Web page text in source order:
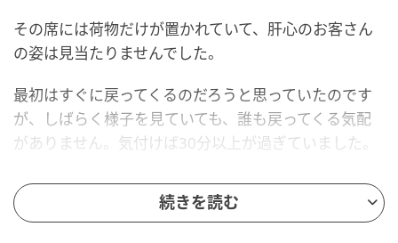
その席には荷物だけが置かれていて、肝心のお客さん
の姿は見当たりませんでした。
最初はすぐに戻ってくるのだろうと思っていたのです
が、しばらく様子を見ていても、誰も戻ってくる気配
がありません。気付けば30分以上が過ぎていました。
周囲にも席を探している人が何人かいて、空いている
ように見えるのに使えないその席に、何となくモヤモ
続きを読む